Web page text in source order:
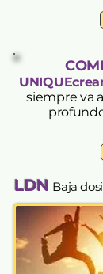
siempre va
pro
LDN Baja